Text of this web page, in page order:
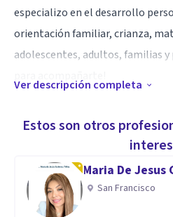
especializo en el desarrollo
orientación familiar, crianza,
adolescentes, adultos, familias y
Desarrollo personal
adicciones.
Ver descripción completa
Estos son otros
Maria De
San Francisco